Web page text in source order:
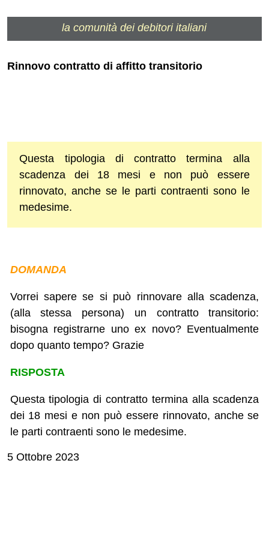
la comunità dei debitori italiani
Rinnovo contratto di affitto transitorio
Questa tipologia di contratto termina alla
scadenza dei 18 mesi e non può essere
rinnovato, anche se le parti contraenti sono le
medesime.
DOMANDA
Vorrei sapere se si può rinnovare alla scadenza,
(alla stessa persona) un contratto transitorio:
bisogna registrarne uno ex novo? Eventualmente
dopo quanto tempo? Grazie
RISPOSTA
Questa tipologia di contratto termina alla scadenza
dei 18 mesi e non può essere rinnovato, anche se
le parti contraenti sono le medesime.
5 Ottobre 2023